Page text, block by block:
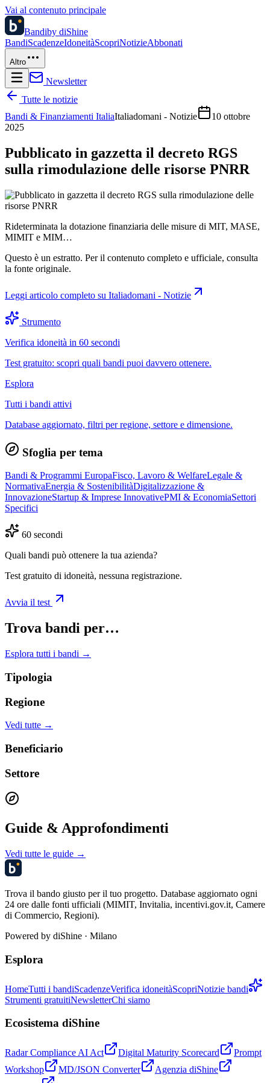
Vai al contenuto principale
Bandiby diShine
BandiScadenzeIdoneitàScopriNotizieAbbonati
Altro
Newsletter
Tutte le notizie
Bandi & Finanziamenti ItaliaItaliadomani - Notizie
10 ottobre
2025
Pubblicato in gazzetta il decreto RGS
sulla rimodulazione delle risorse PNRR
Rideterminata la dotazione finanziaria delle misure di MIT, MASE,
MIMIT e MIM…
Questo è un estratto. Per il contenuto completo e ufficiale, consulta
la fonte originale.
Leggi articolo completo su Italiadomani - Notizie
Strumento
Verifica idoneità in 60 secondi
Test gratuito: scopri quali bandi puoi davvero ottenere.
Esplora
Tutti i bandi attivi
Database aggiornato, filtri per regione, settore e dimensione.
Sfoglia per tema
Bandi & Programmi EuropaFisco, Lavoro & WelfareLegale &
NormativaEnergia & SostenibilitàDigitalizzazione &
InnovazioneStartup & Imprese InnovativePMI & EconomiaSettori
Specifici
60 secondi
Quali bandi può ottenere la tua azienda?
Test gratuito di idoneità, nessuna registrazione.
Avvia il test
Trova bandi per…
Esplora tutti i bandi →
Tipologia
Regione
Vedi tutte →
Beneficiario
Settore
Guide & Approfondimenti
Vedi tutte le guide →
Trova il bando giusto per il tuo progetto. Database aggiornato ogni
24 ore dalle fonti ufficiali (MIMIT, Invitalia, incentivi.gov.it, Camere
di Commercio, Regioni).
Powered by diShine · Milano
Esplora
HomeTutti i bandiScadenzeVerifica idoneitàScopriNotizie bandi
Strumenti gratuitiNewsletterChi siamo
Ecosistema diShine
Radar Compliance AI Act Digital Maturity Scorecard
Prompt
Workshop
MD/JSON Converter
Agenzia diShine